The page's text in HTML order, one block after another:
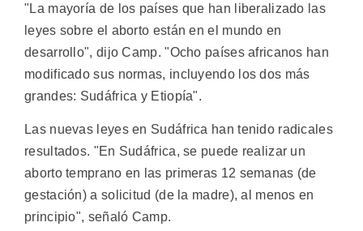
"La mayoría de los países que han liberalizado las
leyes sobre el aborto están en el mundo en
desarrollo", dijo Camp. "Ocho países africanos han
modificado sus normas, incluyendo los dos más
grandes: Sudáfrica y Etiopía".
Las nuevas leyes en Sudáfrica han tenido radicales
resultados. "En Sudáfrica, se puede realizar un
aborto temprano en las primeras 12 semanas (de
gestación) a solicitud (de la madre), al menos en
principio", señaló Camp.